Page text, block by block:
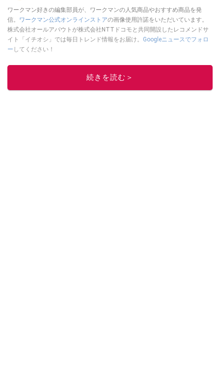
ワークマン好きの編集部員が、ワークマンの人気商品やおすすめ商品を発
信。 ワークマン公式オンラインストアの画像使用許諾をいただいています。
株式会社オールアバウトが株式会社NTTドコモと共同開設したレコメンドサ
イト「イチオシ」では毎日トレンド情報をお届け。 Googleニュースでフォロ
ー してください！
このイチオシストの他の記事を読む
続きを読む＞